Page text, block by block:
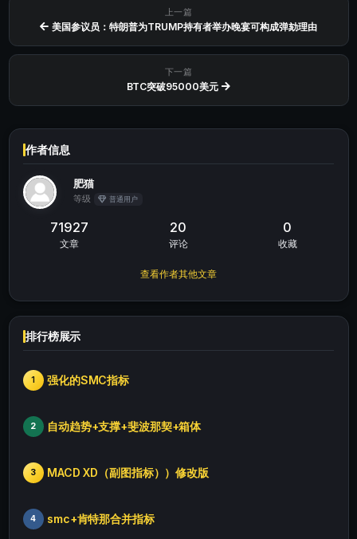
上一篇
美国参议员：特朗普为TRUMP持有者举办晚宴可构成弹劾理由
下一篇
BTC突破95000美元
作者信息
肥猫
等级 普通用户
71927
文章
20
评论
0
收藏
查看作者其他文章
排行榜展示
1 强化的SMC指标
2 自动趋势+支撑+斐波那契+箱体
3 MACD XD（副图指标））修改版
4 smc+肯特那合并指标